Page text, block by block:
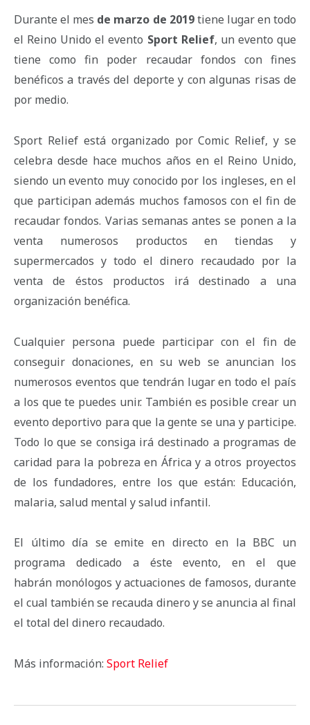
Durante el mes de marzo de 2019tiene lugar en todo
el Reino Unido el evento Sport Relief, un evento que
tiene como fin poder recaudar fondos con fines
benéficos a través del deporte y con algunas risas de
por medio.
Sport Relief está organizado por Comic Relief, y se
celebra desde hace muchos años en el Reino Unido,
siendo un evento muy conocido por los ingleses, en el
que participan además muchos famosos con el fin de
recaudar fondos. Varias semanas antes se ponen a la
venta numerosos productos en tiendas y
supermercados y todo el dinero recaudado por la
venta de éstos productos irá destinado a una
organización benéfica.
Cualquier persona puede participar con el fin de
conseguir donaciones, en su web se anuncian los
numerosos eventos que tendrán lugar en todo el país
a los que te puedes unir. También es posible crear un
evento deportivo para que la gente se una y participe.
Todo lo que se consiga irá destinado a programas de
caridad para la pobreza en África y a otros proyectos
de los fundadores, entre los que están: Educación,
malaria, salud mental y salud infantil.
El último día se emite en directo en la BBC un
programa dedicado a éste evento, en el que
habrán monólogos y actuaciones de famosos, durante
el cual también se recauda dinero y se anuncia al final
el total del dinero recaudado.
Más información: Sport Relief